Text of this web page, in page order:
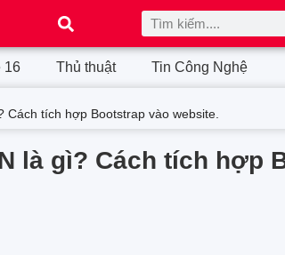
16 Thủ thuật Tin Công Nghệ
Cách tích hợp Bootstrap vào website.
là gì? Cách tích hợp